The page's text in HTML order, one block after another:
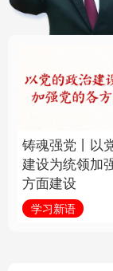
科技
访谈
铸魂强党丨以
建设为统领加
方面建设
学习新语